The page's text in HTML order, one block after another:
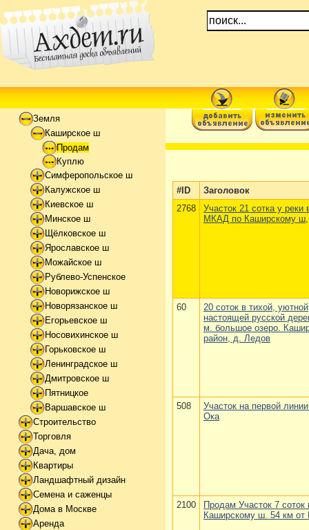
Земля
Каширское ш
Продам
Куплю
Симферопольское ш
Калужское ш
Киевское ш
Минское ш
Щёлковское ш
Ярославское ш
Можайское ш
Рублево-Успенское
Новорижское ш
Новорязанское ш
Егорьевское ш
Носовихинское ш
Горьковское ш
Ленинградское ш
Дмитровское ш
Пятницкое
Варшавское ш
Строительство
Торговля
Дача, дом
Квартиры
Ландшафтный дизайн
Семена и саженцы
Дома в Москве
Аренда
#ID
Заголовок
2768
Участок 21 сотка у реки
МКАД по Каширскому ш,
60
20 соток в тихой,
настоящей русской
м. большое озеро.
район, д. Ледов
508
Участок на первой
Ока
2100
Продам Участок 7 соток
Каширскому ш. 54 км